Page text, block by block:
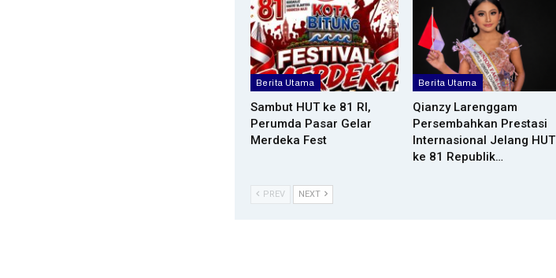
Berita Utama
Sambut HUT ke 81 RI,
Perumda Pasar Gelar
Merdeka Fest
Berita Utama
Qianzy Larenggam
Persembahkan Prestasi
Internasional Jelang HUT
ke 81 Republik…
PREV NEXT